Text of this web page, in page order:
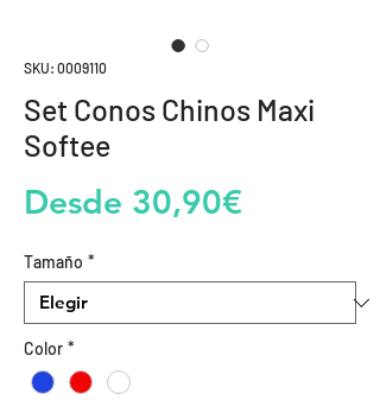
SKU: 0009110
Set Conos Chinos Maxi
Softee
Desde 30,90€Precio
oferta
Tamaño *
Color *